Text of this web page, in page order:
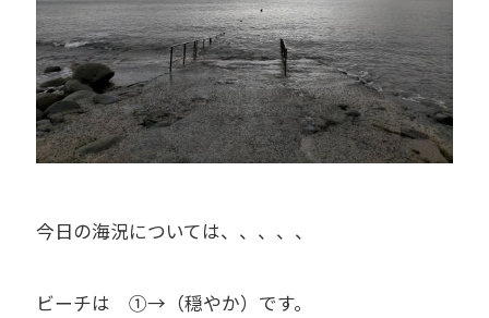
今日の海況については、、、、、
ビーチは ①→（穏やか）です。